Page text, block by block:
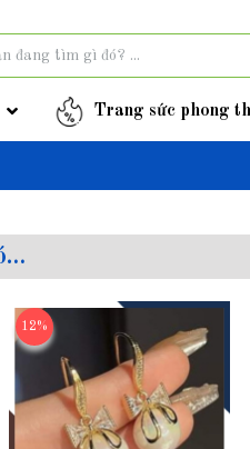
Trang sức phong
Bông Tai Ngọc Trai Móc Câu
12%